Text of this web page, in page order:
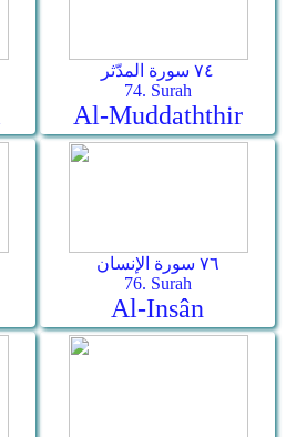
٧٤ سورة المدّثر
74. Surah
Al-Muddaththir
٧٦ سورة الإنسان
76. Surah
Al-Insân